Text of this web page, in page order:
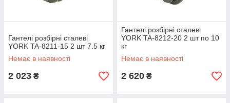
Гантелі розбірні сталеві
YORK TA-8211-15 2 шт 7.5 кг
Немає в наявності
2 023 ₴
Гантелі розбірні сталеві
YORK TA-8212-20 2 шт по 10
кг
Немає в наявності
2 620 ₴